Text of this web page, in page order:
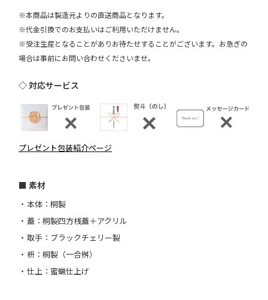
※本商品は製造元よりの直送商品となります。
※代金引換でのお支払いはご利用いただけません。
※受注生産となることがありお待たせすることがございます。お急ぎの
場合は事前にお問い合わせくださいませ。
◇ 対応サービス
プレゼント包装紹介ページ
■ 素材
本体：桐製
蓋：桐製四方桟蓋＋アクリル
取手：ブラックチェリー製
枡：桐製（一合桝）
仕上：蜜蝋仕上げ